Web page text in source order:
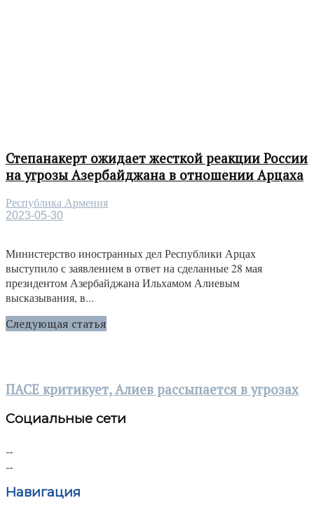
Степанакерт ожидает жесткой реакции России
на угрозы Азербайджана в отношении Арцаха
Республика Армения
2023-05-30
Министерство иностранных дел Республики Арцах
выступило с заявлением в ответ на сделанные 28 мая
президентом Азербайджана Ильхамом Алиевым
высказывания, в...
Следующая статья
ПАСЕ критикует, Алиев рассыпается в угрозах
Социальные сети
Навигация